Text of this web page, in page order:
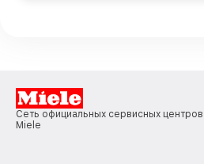
Сеть официальных сервисных центров
Miele